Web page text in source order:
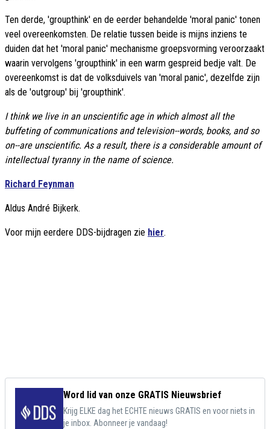
Ten derde, 'groupthink' en de eerder behandelde 'moral panic' tonen
veel overeenkomsten. De relatie tussen beide is mijns inziens te
duiden dat het 'moral panic' mechanisme groepsvorming veroorzaakt
waarin vervolgens 'groupthink' in een warm gespreid bedje valt. De
overeenkomst is dat de volksduivels van 'moral panic', dezelfde zijn
als de 'outgroup' bij 'groupthink'.
I think we live in an unscientific age in which almost all the
buffeting of communications and television--words, books, and so
on--are unscientific. As a result, there is a considerable amount of
intellectual tyranny in the name of science.
Richard Feynman
Aldus André Bijkerk.
Voor mijn eerdere DDS-bijdragen zie hier.
Word lid van onze GRATIS Nieuwsbrief
Krijg ELKE dag het ECHTE nieuws GRATIS en voor niets in
je inbox. Abonneer je vandaag!